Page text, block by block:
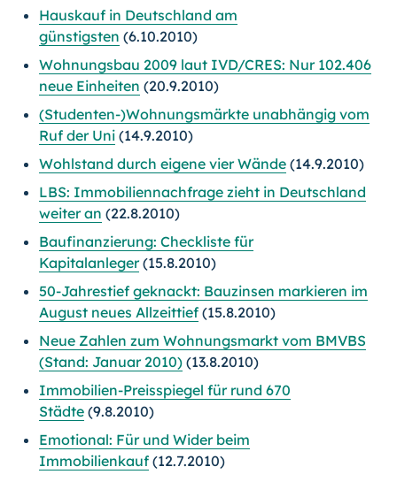
Hauskauf in Deutschland am
günstigsten (6.10.2010)
Wohnungsbau 2009 laut IVD/CRES: Nur 102.406
neue Einheiten (20.9.2010)
(Studenten-)Wohnungsmärkte unabhängig vom
Ruf der Uni (14.9.2010)
Wohlstand durch eigene vier Wände (14.9.2010)
LBS: Immobiliennachfrage zieht in Deutschland
weiter an (22.8.2010)
Baufinanzierung: Checkliste für
Kapitalanleger(15.8.2010)
50-Jahrestief geknackt: Bauzinsen markieren im
August neues Allzeittief (15.8.2010)
Neue Zahlen zum Wohnungsmarkt vom BMVBS
(Stand: Januar 2010) (13.8.2010)
Immobilien-Preisspiegel für rund 670
Städte (9.8.2010)
Emotional: Für und Wider beim
Immobilienkauf (12.7.2010)